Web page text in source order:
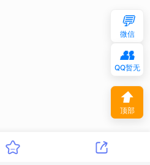
💬
微信
👥
QQ暂无
⬆
顶部